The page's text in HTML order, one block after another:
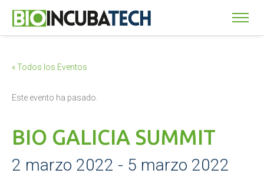
« Todos los Eventos
Este evento ha pasado.
BIO GALICIA SUMMIT
2 marzo 2022 - 5 marzo 2022